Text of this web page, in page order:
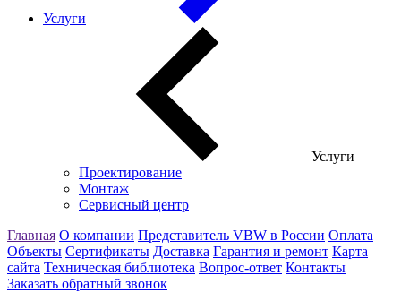
Услуги
Услуги
Проектирование
Монтаж
Сервисный центр
Главная О компании Представитель VBW в России Оплата
Объекты Сертификаты Доставка Гарантия и ремонт Карта
сайта Техническая библиотека Вопрос-ответ Контакты
Заказать обратный звонок